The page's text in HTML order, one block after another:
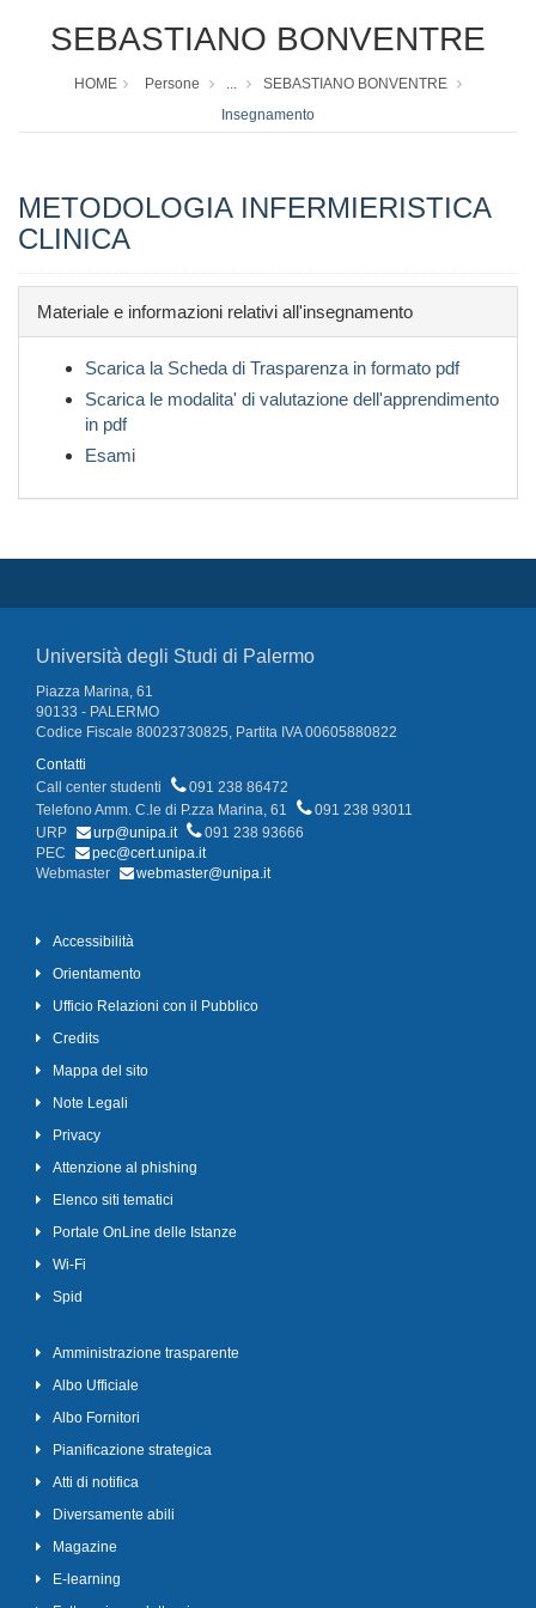
SEBASTIANO BONVENTRE
HOME Persone ...
SEBASTIANO BONVENTRE
Insegnamento
METODOLOGIA INFERMIERISTICA
CLINICA
Materiale e informazioni relativi all'insegnamento
Scarica la Scheda di Trasparenza in formato pdf
Scarica le modalita' di valutazione dell'apprendimento
in pdf
Esami
Università degli Studi di Palermo
Piazza Marina, 61
90133 - PALERMO
Codice Fiscale 80023730825, Partita IVA 00605880822
Contatti
Call center studenti
091 238 86472
Telefono Amm. C.le di P.zza Marina, 61
091 238 93011
URP
urp@unipa.it
091 238 93666
PEC
pec@cert.unipa.it
Webmaster
webmaster@unipa.it
Accessibilità
Orientamento
Ufficio Relazioni con il Pubblico
Credits
Mappa del sito
Note Legali
Privacy
Attenzione al phishing
Elenco siti tematici
Portale OnLine delle Istanze
Wi-Fi
Spid
Amministrazione trasparente
Albo Ufficiale
Albo Fornitori
Pianificazione strategica
Atti di notifica
Diversamente abili
Magazine
E-learning